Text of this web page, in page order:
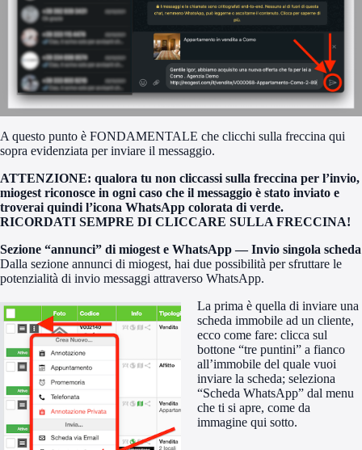
A questo punto è FONDAMENTALE che clicchi sulla freccina qui
sopra evidenziata per inviare il messaggio.
ATTENZIONE: qualora tu non cliccassi sulla freccina per l’invio,
miogest riconosce in ogni caso che il messaggio è stato inviato e
troverai quindi l’icona WhatsApp colorata di verde.
RICORDATI SEMPRE DI CLICCARE SULLA FRECCINA!
Sezione “annunci” di miogest e WhatsApp — Invio singola scheda
Dalla sezione annunci di miogest, hai due possibilità per sfruttare le
potenzialità di invio messaggi attraverso WhatsApp.
La prima è quella di inviare una
scheda immobile ad un cliente,
ecco come fare: clicca sul
bottone “tre puntini” a fianco
all’immobile del quale vuoi
inviare la scheda; seleziona
“Scheda WhatsApp” dal menu
che ti si apre, come da
immagine qui sotto.